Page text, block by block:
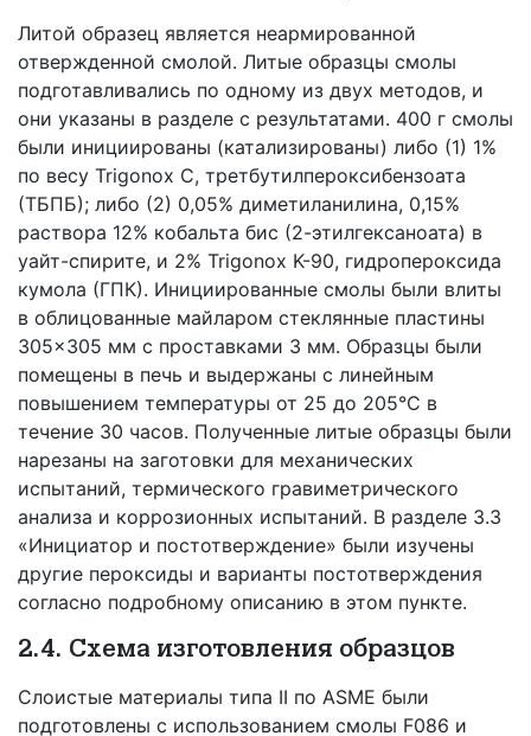
Литой образец является неармированной
отвержденной смолой. Литые образцы смолы
подготавливались по одному из двух методов, и
они указаны в разделе с результатами. 400 г смолы
были инициированы (катализированы) либо (1) 1%
по весу Trigonox C, третбутилпероксибензоата
(ТБПБ); либо (2) 0,05% диметиланилина, 0,15%
раствора 12% кобальта бис (2-этилгексаноата) в
уайт-спирите, и 2% Trigonox K-90, гидропероксида
кумола (ГПК). Инициированные смолы были влиты
в облицованные майларом стеклянные пластины
305×305 мм с проставками 3 мм. Образцы были
помещены в печь и выдержаны с линейным
повышением температуры от 25 до 205°С в
течение 30 часов. Полученные литые образцы были
нарезаны на заготовки для механических
испытаний, термического гравиметрического
анализа и коррозионных испытаний. В разделе 3.3
«Инициатор и постотверждение» были изучены
другие пероксиды и варианты постотверждения
согласно подробному описанию в этом пункте.
2.4. Схема изготовления образцов
Слоистые материалы типа II по ASME были
подготовлены с использованием смолы F086 и